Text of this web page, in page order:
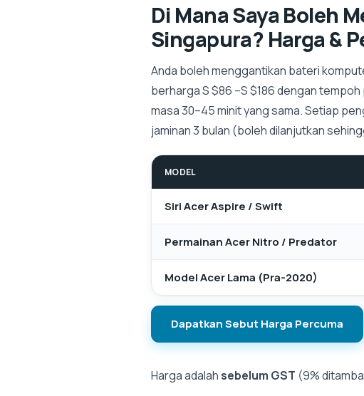
Di Mana Saya Boleh
Singapura? Harga &
Anda boleh menggantikan bateri
berharga S $86 –S $186 dengan
masa 30–45 minit yang sama. Setiap
jaminan 3 bulan (boleh dilanjutkan
MODEL
Siri Acer Aspire / Swift
Permainan Acer Nitro / Predator
Model Acer Lama (Pra-2020)
Dapatkan Sebut Harga Percuma
Harga adalah sebelum GST (9%